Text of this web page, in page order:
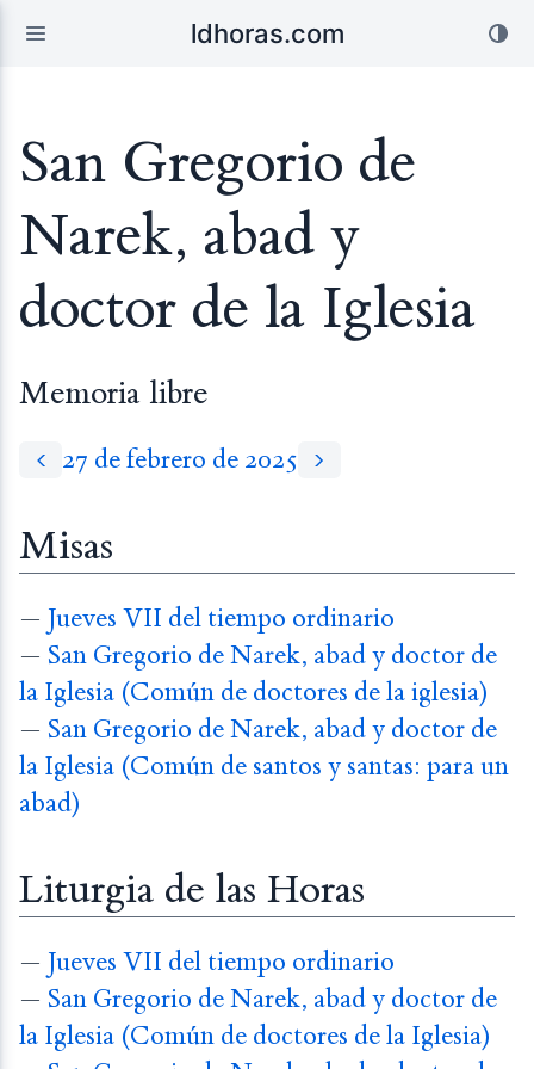
ldhoras.com
San Gregorio de
Narek, abad y
doctor de la Iglesia
Memoria libre
27 de febrero de 2025
Misas
— Jueves VII del tiempo ordinario
— San Gregorio de Narek, abad y doctor de
la Iglesia (Común de doctores de la iglesia)
— San Gregorio de Narek, abad y doctor de
la Iglesia (Común de santos y santas: para un
abad)
Liturgia de las Horas
— Jueves VII del tiempo ordinario
— San Gregorio de Narek, abad y doctor de
la Iglesia (Común de doctores de la Iglesia)